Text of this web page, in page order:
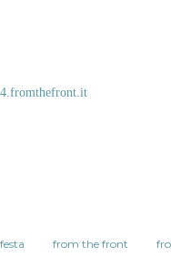
festa from the front